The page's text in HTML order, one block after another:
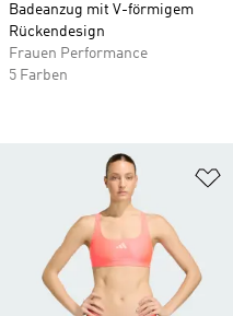
Badeanzug mit V-förmigem
Rückendesign
Frauen Performance
5 Farben